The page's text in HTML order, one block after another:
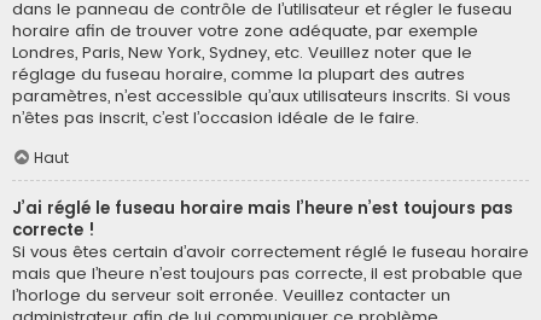
dans le panneau de contrôle de l’utilisateur et régler le fuseau
horaire afin de trouver votre zone adéquate, par exemple
Londres, Paris, New York, Sydney, etc. Veuillez noter que le
réglage du fuseau horaire, comme la plupart des autres
paramètres, n’est accessible qu’aux utilisateurs inscrits. Si vous
n’êtes pas inscrit, c’est l’occasion idéale de le faire.
Haut
J’ai réglé le fuseau horaire mais l’heure n’est toujours pas
correcte !
Si vous êtes certain d’avoir correctement réglé le fuseau horaire
mais que l’heure n’est toujours pas correcte, il est probable que
l’horloge du serveur soit erronée. Veuillez contacter un